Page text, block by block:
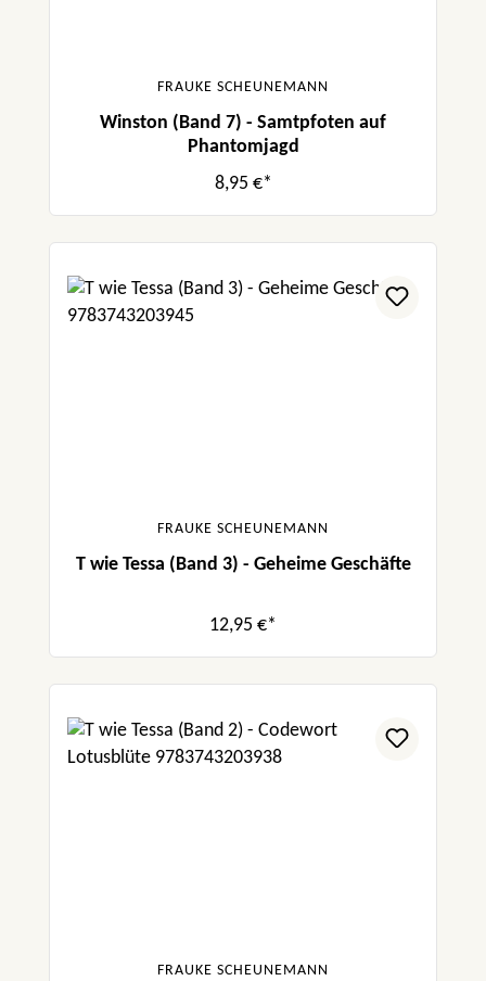
FRAUKE SCHEUNEMANN
Winston (Band 7) - Samtpfoten auf
Phantomjagd
8,95 €*
FRAUKE SCHEUNEMANN
T wie Tessa (Band 3) - Geheime Geschäfte
12,95 €*
FRAUKE SCHEUNEMANN